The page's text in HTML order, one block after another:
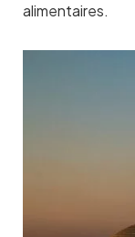
alimentaires.